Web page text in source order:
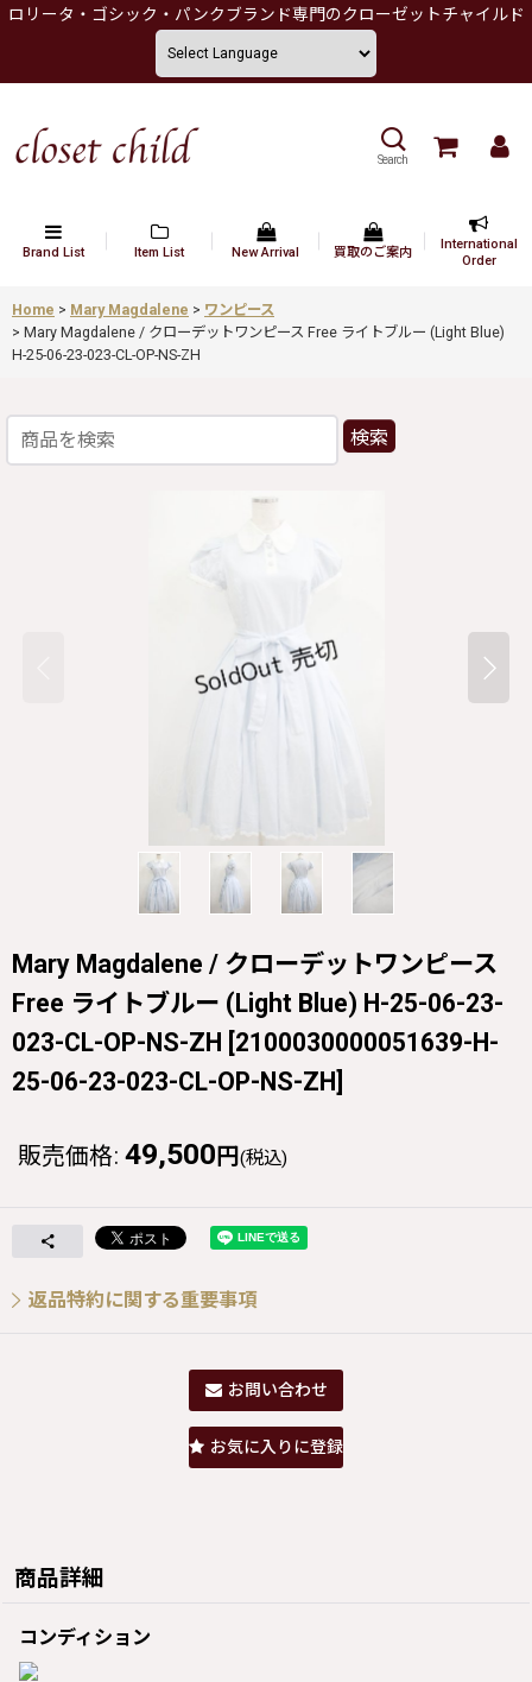
ロリータ・ゴシック・パンクブランド専門のクローゼットチャイルド
Search
Brand List Item List New Arrival 買取のご案内
International
Order
Home > Mary Magdalene > ワンピース
> Mary Magdalene / クローデットワンピース Free ライトブルー (Light Blue)
H-25-06-23-023-CL-OP-NS-ZH
検索
Mary Magdalene / クローデットワンピース
Free ライトブルー (Light Blue) H-25-06-23-
023-CL-OP-NS-ZH [2100030000051639-H-
25-06-23-023-CL-OP-NS-ZH]
販売価格: 49,500 円 (税込)
返品特約に関する重要事項
お問い合わせ
お気に入りに登録
商品詳細
コンディション